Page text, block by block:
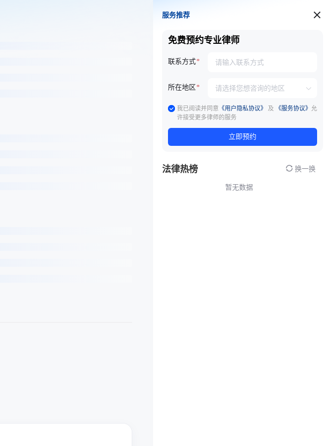
服务推荐
服务推荐
免费预约专业律师
联系方式
所在地区
我已阅读并同意 《用户隐私协议》 及 《服务协议》 允
许接受更多律师的服务
立即预约
法律热榜 换一换
暂无数据